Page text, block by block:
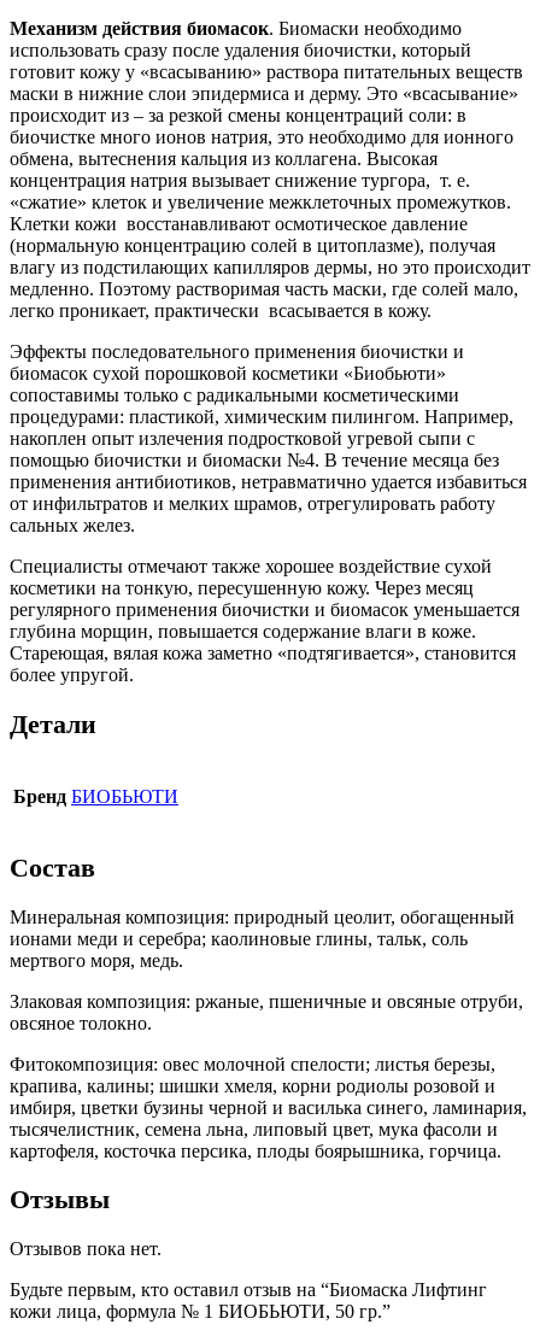
Механизм действия биомасок. Биомаски необходимо
использовать сразу после удаления биочистки, который
готовит кожу у «всасыванию» раствора питательных веществ
маски в нижние слои эпидермиса и дерму. Это «всасывание»
происходит из – за резкой смены концентраций соли: в
биочистке много ионов натрия, это необходимо для ионного
обмена, вытеснения кальция из коллагена. Высокая
концентрация натрия вызывает снижение тургора, т. е.
«сжатие» клеток и увеличение межклеточных промежутков.
Клетки кожи восстанавливают осмотическое давление
(нормальную концентрацию солей в цитоплазме), получая
влагу из подстилающих капилляров дермы, но это происходит
медленно. Поэтому растворимая часть маски, где солей мало,
легко проникает, практически всасывается в кожу.
Эффекты последовательного применения биочистки и
биомасок сухой порошковой косметики «Биобьюти»
сопоставимы только с радикальными косметическими
процедурами: пластикой, химическим пилингом. Например,
накоплен опыт излечения подростковой угревой сыпи с
помощью биочистки и биомаски №4. В течение месяца без
применения антибиотиков, нетравматично удается избавиться
от инфильтратов и мелких шрамов, отрегулировать работу
сальных желез.
Специалисты отмечают также хорошее воздействие сухой
косметики на тонкую, пересушенную кожу. Через месяц
регулярного применения биочистки и биомасок уменьшается
глубина морщин, повышается содержание влаги в коже.
Стареющая, вялая кожа заметно «подтягивается», становится
более упругой.
Детали
Бренд БИОБЬЮТИ
Состав
Минеральная композиция: природный цеолит, обогащенный
ионами меди и серебра; каолиновые глины, тальк, соль
мертвого моря, медь.
Злаковая композиция: ржаные, пшеничные и овсяные отруби,
овсяное толокно.
Фитокомпозиция: овес молочной спелости; листья березы,
крапива, калины; шишки хмеля, корни родиолы розовой и
имбиря, цветки бузины черной и василька синего, ламинария,
тысячелистник, семена льна, липовый цвет, мука фасоли и
картофеля, косточка персика, плоды боярышника, горчица.
Отзывы
Отзывов пока нет.
Будьте первым, кто оставил отзыв на “Биомаска Лифтинг
кожи лица, формула № 1 БИОБЬЮТИ, 50 гр.”